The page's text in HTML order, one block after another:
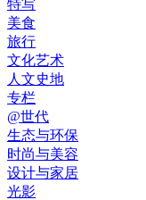
特写
美食
旅行
文化艺术
人文史地
专栏
@世代
生态与环保
时尚与美容
设计与家居
光影